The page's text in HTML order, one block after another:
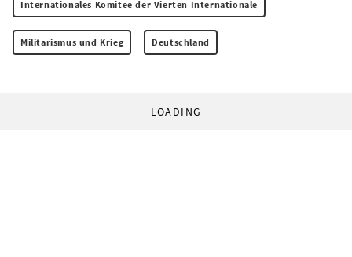
Internationales Komitee der Vierten Internationale
Militarismus und Krieg Deutschland
LOADING